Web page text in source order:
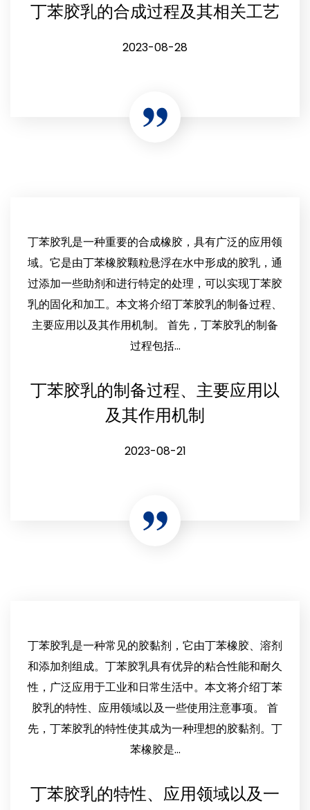
丁苯胶乳的合成过程及其相关工艺
2023-08-28
丁苯胶乳是一种重要的合成橡胶，具有广泛的应用领
域。它是由丁苯橡胶颗粒悬浮在水中形成的胶乳，通
过添加一些助剂和进行特定的处理，可以实现丁苯胶
乳的固化和加工。本文将介绍丁苯胶乳的制备过程、
主要应用以及其作用机制。 首先，丁苯胶乳的制备
过程包括...
丁苯胶乳的制备过程、主要应用以
及其作用机制
2023-08-21
丁苯胶乳是一种常见的胶黏剂，它由丁苯橡胶、溶剂
和添加剂组成。丁苯胶乳具有优异的粘合性能和耐久
性，广泛应用于工业和日常生活中。本文将介绍丁苯
胶乳的特性、应用领域以及一些使用注意事项。 首
先，丁苯胶乳的特性使其成为一种理想的胶黏剂。丁
苯橡胶是...
丁苯胶乳的特性、应用领域以及一